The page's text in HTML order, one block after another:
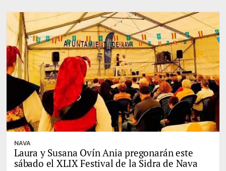
NAVA
Laura y Susana Ovín Ania pregonarán este
sábado el XLIX Festival de la Sidra de Nava